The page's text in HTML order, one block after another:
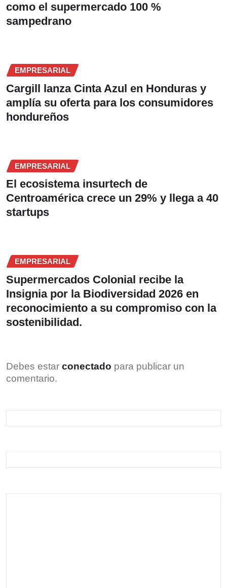
como el supermercado 100 %
sampedrano
EMPRESARIAL
Cargill lanza Cinta Azul en Honduras y
amplía su oferta para los consumidores
hondureños
EMPRESARIAL
El ecosistema insurtech de
Centroamérica crece un 29% y llega a 40
startups
EMPRESARIAL
Supermercados Colonial recibe la
Insignia por la Biodiversidad 2026 en
reconocimiento a su compromiso con la
sostenibilidad.
Debes estar conectado para publicar un
comentario.